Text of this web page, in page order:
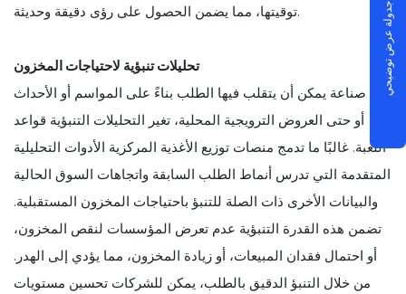
توقيتها، مما يضمن الحصول على رؤى دقيقة وحديثة.
تحليلات تنبؤية لاحتياجات المخزون
في صناعة يمكن أن يتقلب فيها الطلب بناءً على المواسم أو الأحداث
أو حتى العروض الترويجية المحلية، تغير التحليلات التنبؤية قواعد
اللعبة. غالبًا ما تدمج منصات توزيع الأغذية المركزية الأدوات التحليلية
المتقدمة التي تدرس أنماط الطلب السابقة واتجاهات السوق الحالية
والبيانات الأخرى ذات الصلة للتنبؤ باحتياجات المخزون المستقبلية.
تضمن هذه القدرة التنبؤية عدم تعرض المؤسسات لنقص المخزون،
أو احتمال فقدان المبيعات، أو زيادة المخزون، مما يؤدي إلى الهدر.
من خلال التنبؤ الدقيق بالطلب، يمكن للشركات تحسين مستويات
جدولة عرض توضيحي